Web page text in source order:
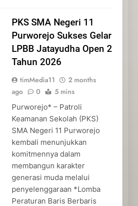
PKS SMA Negeri 11
Purworejo Sukses Gelar
LPBB Jatayudha Open 2
Tahun 2026
timMedia11
2 months
ago
0 5 mins
Purworejo* – Patroli
Keamanan Sekolah (PKS)
SMA Negeri 11 Purworejo
kembali menunjukkan
komitmennya dalam
membangun karakter
generasi muda melalui
penyelenggaraan *Lomba
Peraturan Baris Berbaris